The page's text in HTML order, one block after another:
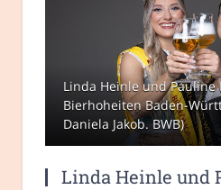
Linda Heinle und
Bierhoheiten Baden-
Daniela Jakob. BWB)
Linda Heinle und